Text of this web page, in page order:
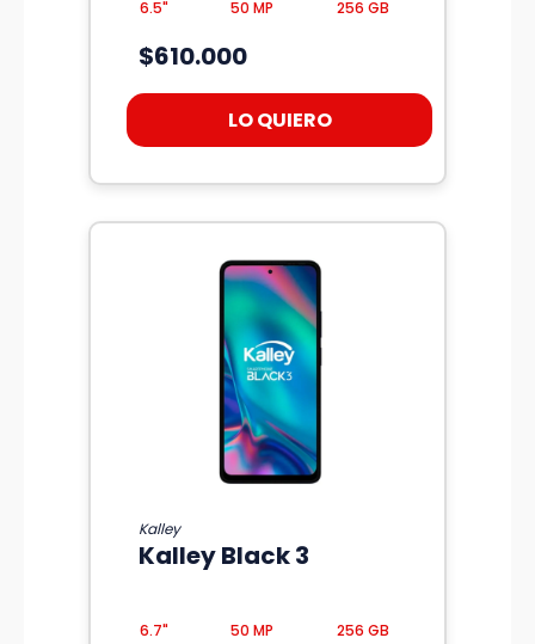
6.5" 50 MP 256 GB
$610.000
LO QUIERO
Kalley
Kalley Black 3
6.7" 50 MP 256 GB